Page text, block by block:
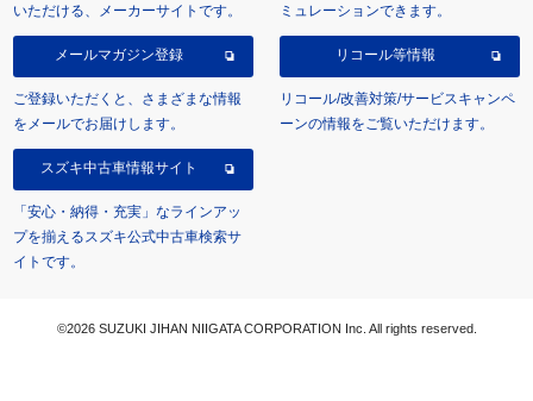
いただける、メーカーサイトです。
ミュレーションできます。
メールマガジン登録
ご登録いただくと、さまざまな情報
をメールでお届けします。
リコール等情報
リコール/改善対策/サービスキャンペ
ーンの情報をご覧いただけます。
スズキ中古車情報サイト
「安心・納得・充実」なラインアッ
プを揃えるスズキ公式中古車検索サ
イトです。
©2026 SUZUKI JIHAN NIIGATA CORPORATION Inc. All rights reserved.